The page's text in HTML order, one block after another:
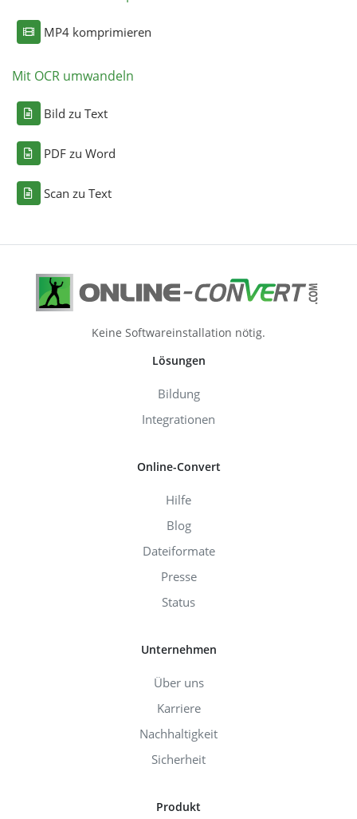
MP4 komprimieren
Mit OCR umwandeln
Bild zu Text
PDF zu Word
Scan zu Text
Keine Softwareinstallation nötig.
Lösungen
Bildung
Integrationen
Online-Convert
Hilfe
Blog
Dateiformate
Presse
Status
Unternehmen
Über uns
Karriere
Nachhaltigkeit
Sicherheit
Produkt